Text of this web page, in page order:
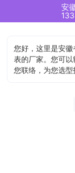
您好，这里是安
表的厂家。您可
您联络，为您选型